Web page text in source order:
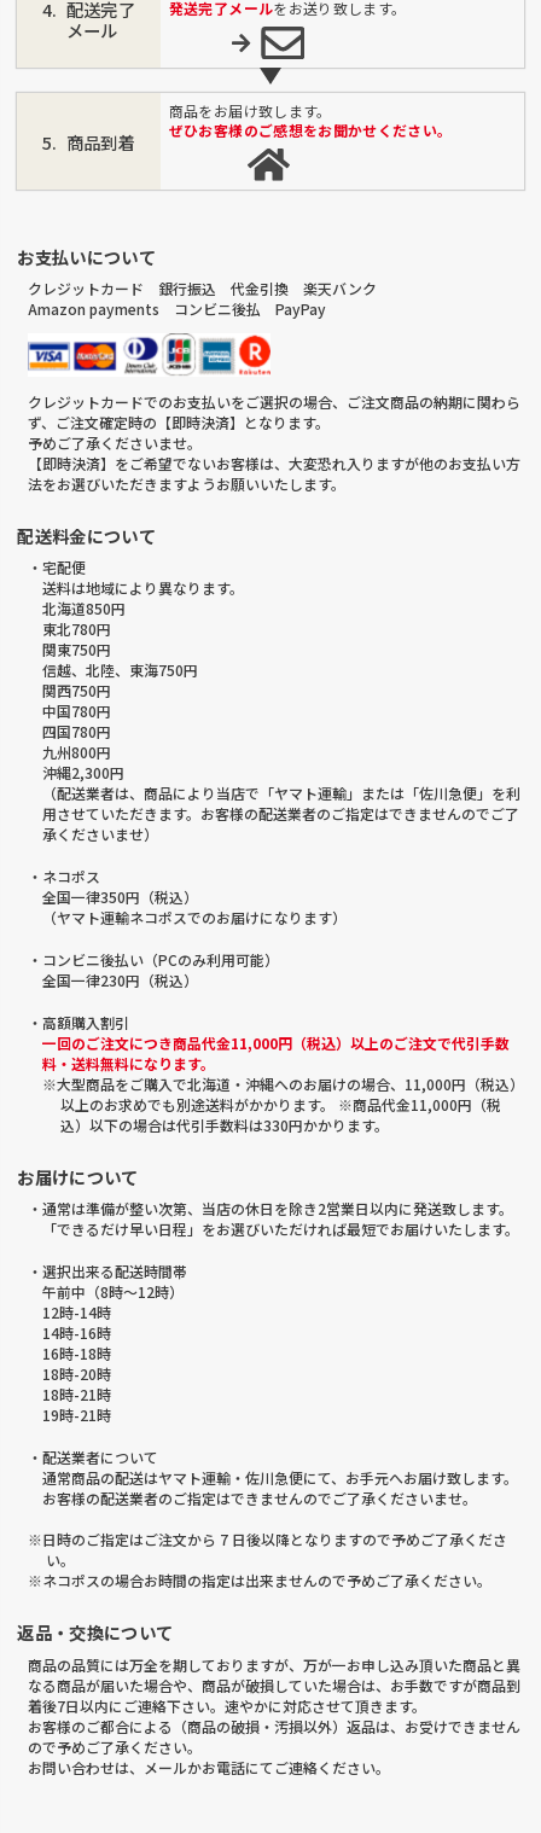
配送完了
メール
発送完了メールをお送り致します。
商品到着
商品をお届け致します。
ぜひお客様のご感想をお聞かせください。
お支払いについて
クレジットカード 銀行振込 代金引換 楽天バンク
Amazon payments コンビニ後払 PayPay
クレジットカードでのお支払いをご選択の場合、ご注文商品の納期に関わら
ず、ご注文確定時の【即時決済】となります。
予めご了承くださいませ。
【即時決済】をご希望でないお客様は、大変恐れ入りますが他のお支払い方
法をお選びいただきますようお願いいたします。
配送料金について
・宅配便
送料は地域により異なります。
北海道850円
東北780円
関東750円
信越、北陸、東海750円
関西750円
中国780円
四国780円
九州800円
沖縄2,300円
（配送業者は、商品により当店で「ヤマト運輸」または「佐川急便」を利
用させていただきます。お客様の配送業者のご指定はできませんのでご了
承くださいませ）
・ネコポス
全国一律350円（税込）
（ヤマト運輸ネコポスでのお届けになります）
・コンビニ後払い（PCのみ利用可能）
全国一律230円（税込）
・高額購入割引
一回のご注文につき商品代金11,000円（税込）以上のご注文で代引手数
料・送料無料になります。
※大型商品をご購入で北海道・沖縄へのお届けの場合、11,000円（税込）
以上のお求めでも別途送料がかかります。 ※商品代金11,000円（税
込）以下の場合は代引手数料は330円かかります。
お届けについて
・通常は準備が整い次第、当店の休日を除き2営業日以内に発送致します。
「できるだけ早い日程」をお選びいただければ最短でお届けいたします。
・選択出来る配送時間帯
午前中（8時～12時）
12時-14時
14時-16時
16時-18時
18時-20時
18時-21時
19時-21時
・配送業者について
通常商品の配送はヤマト運輸・佐川急便にて、お手元へお届け致します。
お客様の配送業者のご指定はできませんのでご了承くださいませ。
※日時のご指定はご注文から 7 日後以降となりますので予めご了承くださ
い。
※ネコポスの場合お時間の指定は出来ませんので予めご了承ください。
返品・交換について
商品の品質には万全を期しておりますが、万が一お申し込み頂いた商品と異
なる商品が届いた場合や、商品が破損していた場合は、お手数ですが商品到
着後7日以内にご連絡下さい。速やかに対応させて頂きます。
お客様のご都合による（商品の破損・汚損以外）返品は、お受けできません
ので予めご了承ください。
お問い合わせは、メールかお電話にてご連絡ください。